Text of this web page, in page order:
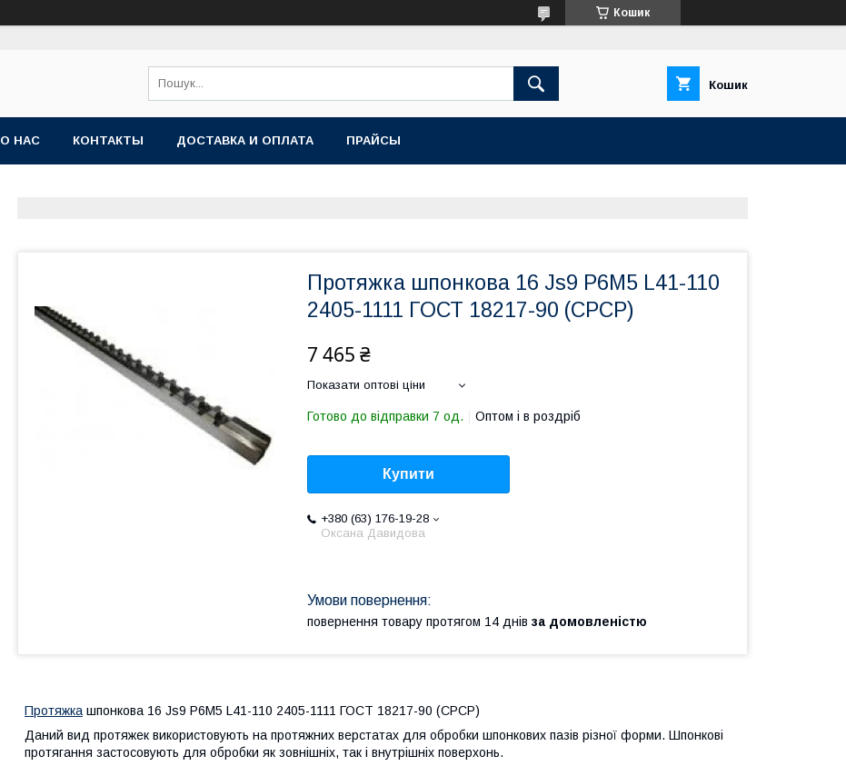
Кошик
Кошик
О НАС КОНТАКТЫ ДОСТАВКА И ОПЛАТА ПРАЙСЫ
Протяжка шпонкова 16 Js9 Р6М5 L41-110
2405-1111 ГОСТ 18217-90 (СРСР)
7 465 ₴
Показати оптові ціни
Готово до відправки 7 од. Оптом і в роздріб
Купити
+380 (63) 176-19-28
Оксана Давидова
повернення товару протягом 14 днів за домовленістю
Протяжка шпонкова 16 Js9 Р6М5 L41-110 2405-1111 ГОСТ 18217-90 (СРСР)
Даний вид протяжек використовують на протяжних верстатах для обробки шпонкових пазів різної форми. Шпонкові
протягання застосовують для обробки як зовнішніх, так і внутрішніх поверхонь.